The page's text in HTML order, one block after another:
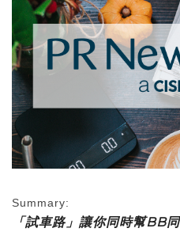
Summary:
「試車路」讓你同時幫BB